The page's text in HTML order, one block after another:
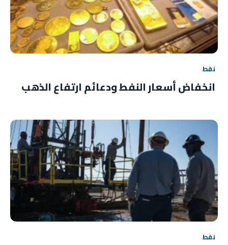
نفط
انخفاض أسعار النفط ودعائم ارتفاع الذهب
نفط